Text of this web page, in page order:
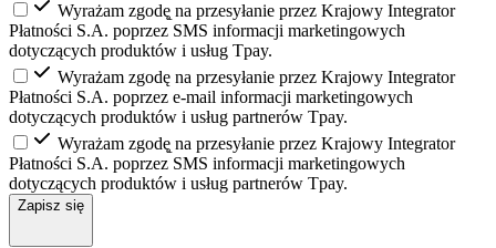
Wyrażam zgodę̨ na przesyłanie przez Krajowy Integrator
Płatności S.A. poprzez SMS informacji marketingowych
dotyczących produktów i usług Tpay.
Wyrażam zgodę na przesyłanie przez Krajowy Integrator
Płatności S.A. poprzez e-mail informacji marketingowych
dotyczących produktów i usług partnerów Tpay.
Wyrażam zgodę̨ na przesyłanie przez Krajowy Integrator
Płatności S.A. poprzez SMS informacji marketingowych
dotyczących produktów i usług partnerów Tpay.
Zapisz się